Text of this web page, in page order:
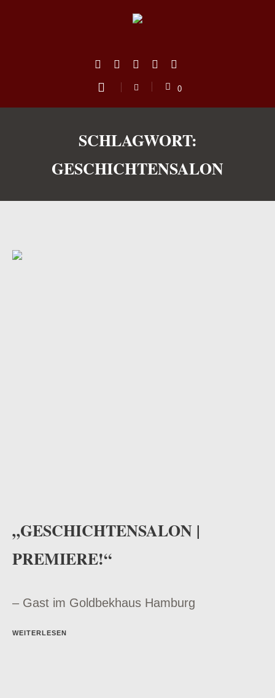
0
SCHLAGWORT:
GESCHICHTENSALON
„GESCHICHTENSALON |
PREMIERE!“
– Gast im Goldbekhaus Hamburg
WEITERLESEN